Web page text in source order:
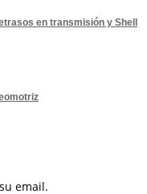
en transmisión y Shell
email.